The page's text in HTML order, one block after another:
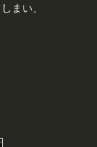
まい、